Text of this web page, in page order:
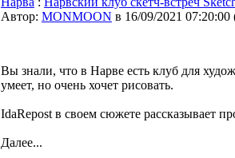
Автор: MONMOON в 16/09/2021 07:20:00
Вы знали, что в Нарве есть клуб для
умеет, но очень хочет рисовать.
IdaRepost в своем сюжете рассказывает
Далее...